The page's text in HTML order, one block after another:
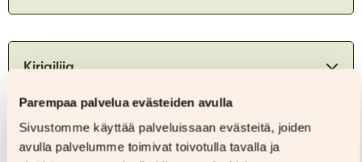
Parempaa palvelua evästeiden avulla
Sivustomme käyttää palveluissaan evästeitä, joiden
avulla palvelumme toimivat toivotulla tavalla ja
napakka, sujuvasti kirjoitettu journalistinen
edelsi hullu ylikuumeneminen
osoittautuneiden valuuttalainojen takaukset
repivät perheitä hajalle niin ettei vielä
Kirjailija
Sanna Kajander-Ruuth
Lisätiedot